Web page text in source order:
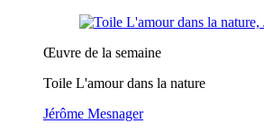
Œuvre de la semaine
Toile L'amour dans la nature
Jérôme Mesnager